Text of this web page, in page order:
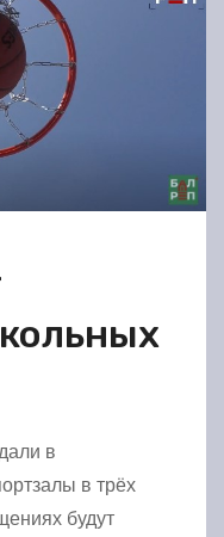
в
в трёх
будут